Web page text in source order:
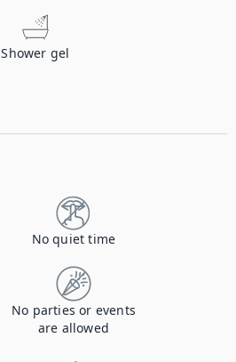
Shower gel
No quiet time
No parties or events
are allowed